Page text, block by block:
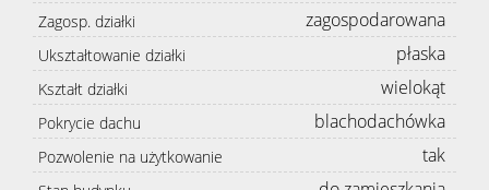
Zagosp. działki zagospodarowana
Ukształtowanie działki płaska
Kształt działki wielokąt
Pokrycie dachu blachodachówka
Pozwolenie na użytkowanie tak